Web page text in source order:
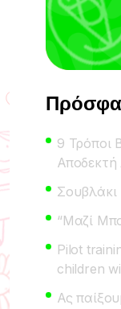
9 Τρόποι
“Μαζί
Pilot
children
Ας